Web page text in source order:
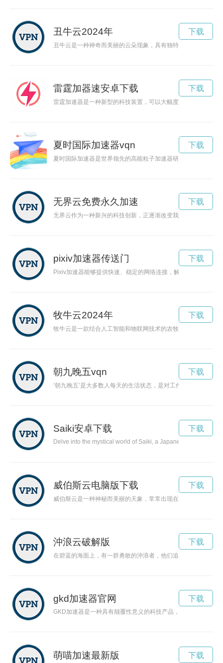
丑牛云2024年
丑牛云是一种神奇而美丽的云朵现象，具有独特的形状和色彩，
下载
雷霆加器速安卓下载
雷霆加速器是一种新型的科技装置，可以大幅度提升人类的运
下载
夏时国际加速器vqn
夏时国际加速器是世界领先的高能粒子加速器研究中心，吸引
下载
无界云免费永久加速
无界云作为一种新兴的科技创新，正逐渐改变我们的生活方式
下载
pixiv加速器传送门
Pixiv加速器能够提供快速、稳定的网络连接，解锁Pixiv的潜力
下载
牧牛云2024年
牧牛云是一款结合人工智能和物联网技术的农牧业管理系统，
下载
朝九晚五vqn
‘朝九晚五’是大多数人每天的生活状态，是对工作的一种习惯
下载
Saiki安卓下载
Delve into the mystical world of Saiki, a Japanese anime
下载
威伯斯云电脑版下载
威伯斯云是一种神秘而美丽的天象，常常出现在澳大利亚的天
下载
沖浪云破解版
在碧蓝的海面上，有一群勇敢的沖浪者，他们追逐着自由的沖
下载
gkd加速器官网
GKD加速器是一种具有颠覆性意义的科技产品，通过其高速发
下载
萌喵加速最新版 下载